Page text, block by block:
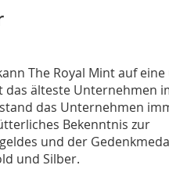
The Royal Mint auf
das älteste Unternehmen
das Unternehmen
Bekenntnis zur
und der
und Silber.